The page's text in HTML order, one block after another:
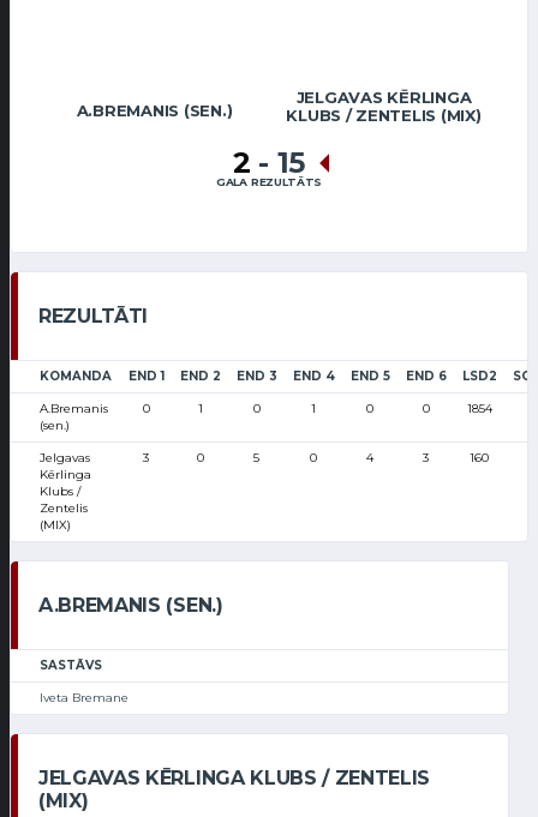
A.BREMANIS (SEN.)
JELGAVAS KĒRLINGA
KLUBS / ZENTELIS (MIX)
2 - 15
GALA REZULTĀTS
REZULTĀTI
KOMANDA END 1 END 2 END 3 END 4 END 5 END 6 LSD2
A.Bremanis
(sen.)
0 1 0 1 0 0 1854
Jelgavas
Kērlinga
Klubs /
Zentelis
(MIX)
3 0 5 0 4 3 160
A.BREMANIS (SEN.)
SASTĀVS
Iveta Bremane
JELGAVAS KĒRLINGA KLUBS / ZENTELIS
(MIX)